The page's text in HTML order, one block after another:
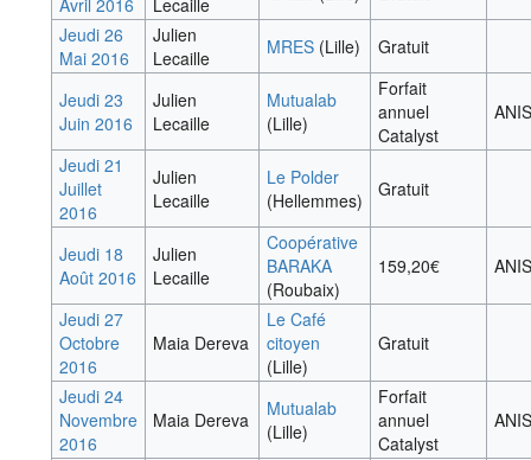
Avril 2016
Lecaille
Jeudi 26
Mai 2016
Julien
Lecaille
MRES(Lille) Gratuit
Jeudi 23
Juin 2016
Julien
Lecaille
Mutualab
(Lille)
Forfait
annuel
Catalyst
ANIS
Jeudi 21
Juillet
2016
Julien
Lecaille
Le Polder
(Hellemmes)
Gratuit
Jeudi 18
Août 2016
Julien
Lecaille
Coopérative
BARAKA
(Roubaix)
159,20€ ANIS
Jeudi 27
Octobre
2016
Maia Dereva
Le Café
citoyen
(Lille)
Gratuit
Jeudi 24
Novembre
2016
Maia Dereva
Mutualab
(Lille)
Forfait
annuel
Catalyst
ANIS